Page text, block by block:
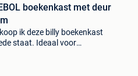
boekenkast met deur
ik deze billy boekenkast
staat. Ideaal voor